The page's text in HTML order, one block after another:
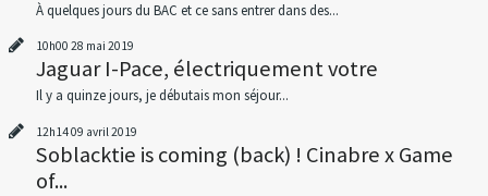
À quelques jours du BAC et ce sans entrer dans des...
10h00 28 mai 2019
Jaguar I-Pace, électriquement votre
Il y a quinze jours, je débutais mon séjour...
12h1409 avril 2019
Soblacktie is coming (back) ! Cinabre x Game
of...